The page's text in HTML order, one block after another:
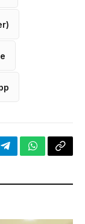
TelegramWhatsApp
Copy